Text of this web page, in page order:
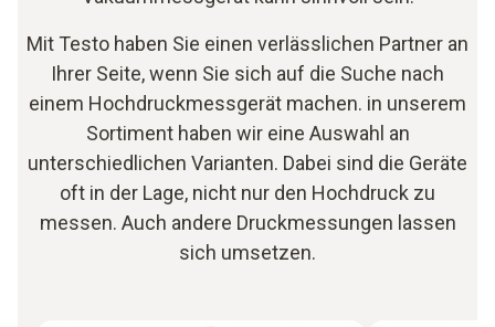
Mit Testo haben Sie einen verlässlichen Partner an
Ihrer Seite, wenn Sie sich auf die Suche nach
einem Hochdruckmessgerät machen. in unserem
Sortiment haben wir eine Auswahl an
unterschiedlichen Varianten. Dabei sind die Geräte
oft in der Lage, nicht nur den Hochdruck zu
messen. Auch andere Druckmessungen lassen
sich umsetzen.